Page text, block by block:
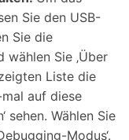
Sie den USB-
Sie die
wählen Sie ‚Über
Liste die
mal auf diese
sehen. Wählen Sie
Modus‘.